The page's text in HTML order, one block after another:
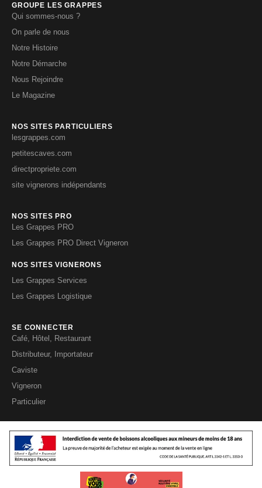
GROUPE LES GRAPPES
Qui sommes-nous ?
On parle de nous
Notre Histoire
Notre Démarche
Nous Rejoindre
Le Magazine
NOS SITES PARTICULIERS
lesgrappes.com
petitescaves.com
directpropriete.com
site vignerons indépendants
NOS SITES PRO
Les Grappes PRO
Les Grappes PRO Direct Vigneron
NOS SITES VIGNERONS
Les Grappes Services
Les Grappes Logistique
SE CONNECTER
Café, Hôtel, Restaurant
Distributeur, Importateur
Caviste
Vigneron
Particulier